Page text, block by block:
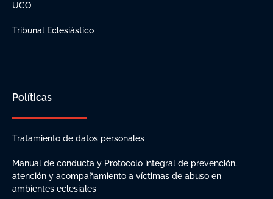
UCO
Tribunal Eclesiástico
Políticas
Tratamiento de datos personales
Manual de conducta y Protocolo integral de prevención,
atención y acompañamiento a víctimas de abuso en
ambientes eclesiales